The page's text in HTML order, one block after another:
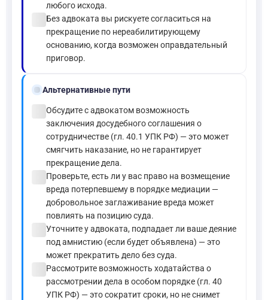
любого исхода.
Без адвоката вы рискуете согласиться на
прекращение по нереабилитирующему
основанию, когда возможен оправдательный
приговор.
alt_routeАльтернативные пути
Обсудите с адвокатом возможность
заключения досудебного соглашения о
сотрудничестве (гл. 40.1 УПК РФ) — это может
смягчить наказание, но не гарантирует
прекращение дела.
Проверьте, есть ли у вас право на возмещение
вреда потерпевшему в порядке медиации —
добровольное заглаживание вреда может
повлиять на позицию суда.
Уточните у адвоката, подпадает ли ваше деяние
под амнистию (если будет объявлена) — это
может прекратить дело без суда.
Рассмотрите возможность ходатайства о
рассмотрении дела в особом порядке (гл. 40
УПК РФ) — это сократит сроки, но не снимет